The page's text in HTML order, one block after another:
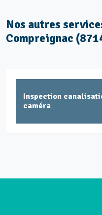
Nos autres
Compreignac
Inspection
caméra